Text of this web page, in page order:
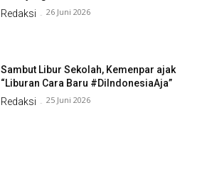
Redaksi - 26 Juni 2026
Sambut Libur Sekolah, Kemenpar ajak
“Liburan Cara Baru #DiIndonesiaAja”
Redaksi - 25 Juni 2026